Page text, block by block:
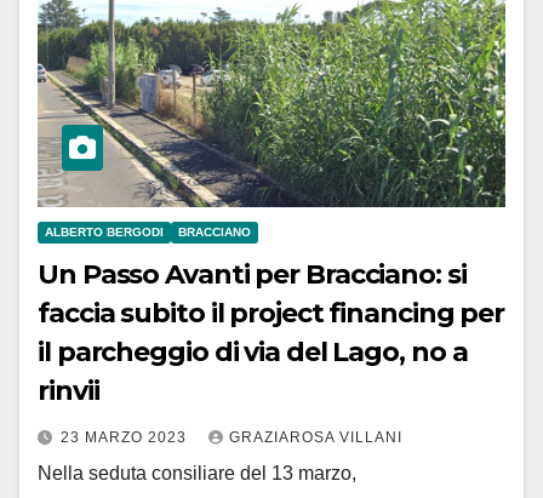
ALBERTO BERGODI BRACCIANO
Un Passo Avanti per Bracciano: si
faccia subito il project financing per
il parcheggio di via del Lago, no a
rinvii
23 MARZO 2023 GRAZIAROSA VILLANI
Nella seduta consiliare del 13 marzo,